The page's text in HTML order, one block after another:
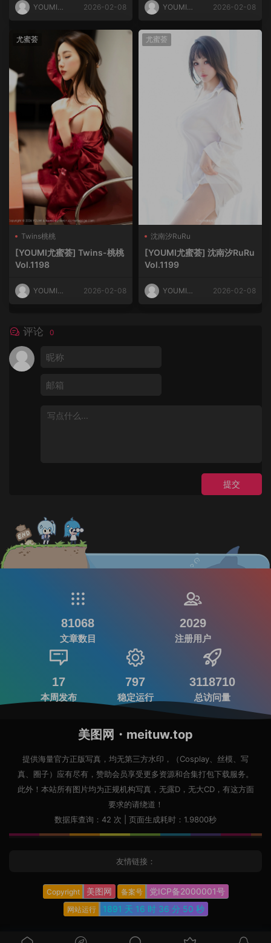
YOUMI尤
2026-02-08
YOUMI尤
2026-02-08
尤蜜荟
Twins桃桃
[YOUMI尤蜜荟] Twins-桃桃
Vol.1198
YOUMI尤
2026-02-08
尤蜜荟
沈南汐RuRu
[YOUMI尤蜜荟] 沈南汐RuRu
Vol.1199
YOUMI尤
2026-02-08
评论 0
提交
81068
文章数目
2029
注册用户
17
本周发布
797
稳定运行
3118710
总访问量
美图网・meituw.top
提供海量官方正版写真，均无第三方水印，（Cosplay、丝模、写
真、圈子）应有尽有，赞助会员享受更多资源和合集打包下载服务。
此外！本站所有图片均为正规机构写真，无露D，无大CD，有这方面
要求的请绕道！
数据库查询：42 次 | 页面生成耗时：1.9800秒
友情链接：
Copyright 美图网 备案号 党ICP备2000001号
网站运行 1891 天 16 时 36 分 51 秒